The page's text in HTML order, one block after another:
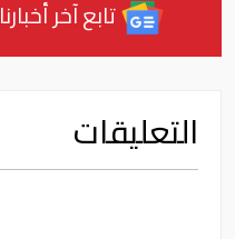
تابع آخر
التعليقات